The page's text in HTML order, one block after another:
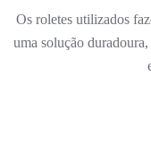
Os roletes utilizados
uma solução